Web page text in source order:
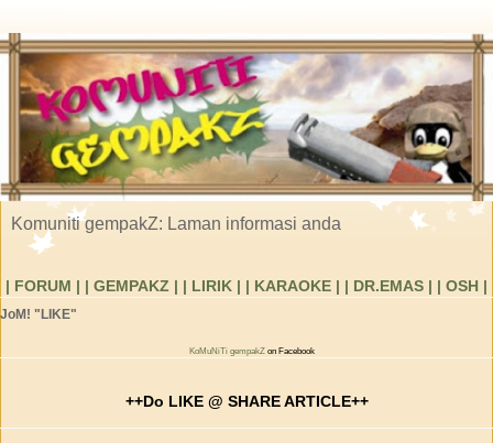
Komuniti gempakZ: Laman informasi anda
| FORUM | | GEMPAKZ | | LIRIK | | KARAOKE | | DR.EMAS | | OSH |
JoM! "LIKE"
KoMuNiTi gempakZ on Facebook
++Do LIKE @ SHARE ARTICLE++